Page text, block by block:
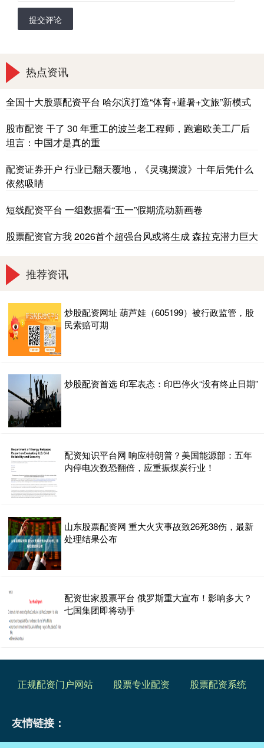
提交评论
热点资讯
全国十大股票配资平台 哈尔滨打造“体育+避暑+文旅”新模式
股市配资 干了 30 年重工的波兰老工程师，跑遍欧美工厂后
坦言：中国才是真的重
配资证券开户 行业已翻天覆地，《灵魂摆渡》十年后凭什么
依然吸睛
短线配资平台 一组数据看“五一”假期流动新画卷
股票配资官方我 2026首个超强台风或将生成 森拉克潜力巨大
推荐资讯
炒股配资网址 葫芦娃（605199）被行政监管，股
民索赔可期
炒股配资首选 印军表态：印巴停火“没有终止日期”
配资知识平台网 响应特朗普？美国能源部：五年
内停电次数恐翻倍，应重振煤炭行业！
山东股票配资网 重大火灾事故致26死38伤，最新
处理结果公布
配资世家股票平台 俄罗斯重大宣布！影响多大？
七国集团即将动手
正规配资门户网站 股票专业配资 股票配资系统
友情链接：